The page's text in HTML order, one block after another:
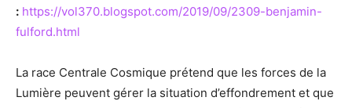
: https://vol370.blogspot.com/2019/09/2309-benjamin-
fulford.html
La race Centrale Cosmique prétend que les forces de la
Lumière peuvent gérer la situation d’effondrement et que